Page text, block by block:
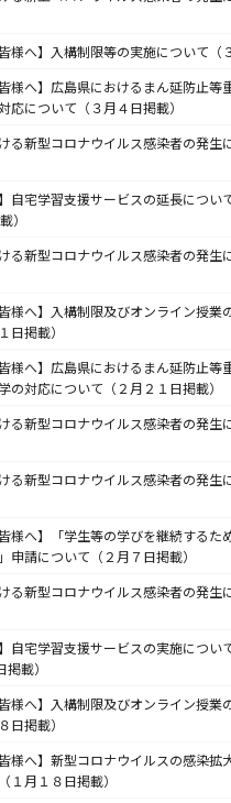
皆様へ】入構制限等の実施について（
皆様へ】広島県におけるまん延防止等
応について（３月４日掲載）
る新型コロナウイルス感染者の発生
】自宅学習支援サービスの延長につ
）
る新型コロナウイルス感染者の発生
皆様へ】入構制限及びオンライン授業
日掲載）
皆様へ】広島県におけるまん延防止等
の対応について（２月２１日掲載）
る新型コロナウイルス感染者の発生
る新型コロナウイルス感染者の発生
皆様へ】「学生等の学びを継続するた
申請について（２月７日掲載）
る新型コロナウイルス感染者の発生
】自宅学習支援サービスの実施につい
掲載）
皆様へ】入構制限及びオンライン授業
日掲載）
皆様へ】新型コロナウイルスの感染拡
１月１８日掲載）